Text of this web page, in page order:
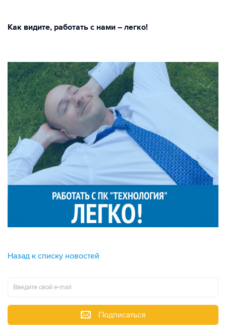
Как видите, работать с нами – легко!
Назад к списку новостей
Подписаться